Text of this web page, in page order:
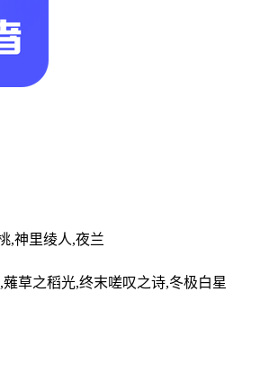
,神里绫人,夜兰
草之稻光,终末嗟叹之诗,冬极白星